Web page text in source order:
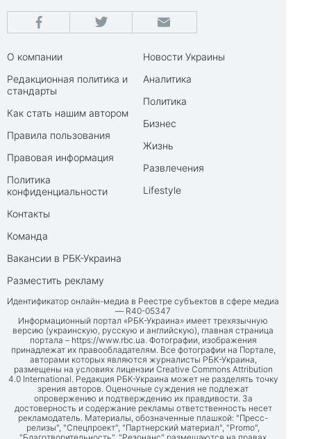
О компании
Редакционная политика и
стандарты
Как стать нашим автором
Правила пользования
Правовая информация
Политика
конфиденциальности
Контакты
Команда
Вакансии в РБК-Украина
Разместить рекламу
Новости Украины
Аналитика
Политика
Бизнес
Жизнь
Развлечения
Lifestyle
Идентификатор онлайн-медиа в Реестре субъектов в сфере медиа
— R40-05347
Информационный портал «РБК-Украина» имеет трехязычную
версию (украинскую, русскую и английскую), главная страница
портала – https://www.rbc.ua. Фотографии, изображения
принадлежат их правообладателям. Все фотографии на Портале,
авторами которых являются журналисты РБК-Украина,
размещены на условиях лицензии Creative Commons Attribution
4.0 International. Редакция РБК-Украина может не разделять точку
зрения авторов. Оценочные суждения не подлежат
опровержению и подтверждению их правдивости. За
достоверность и содержание рекламы ответственность несет
рекламодатель. Материалы, обозначенные плашкой: "Пресс-
релизы", "Спецпроект", "Партнерский материал", "Promo",